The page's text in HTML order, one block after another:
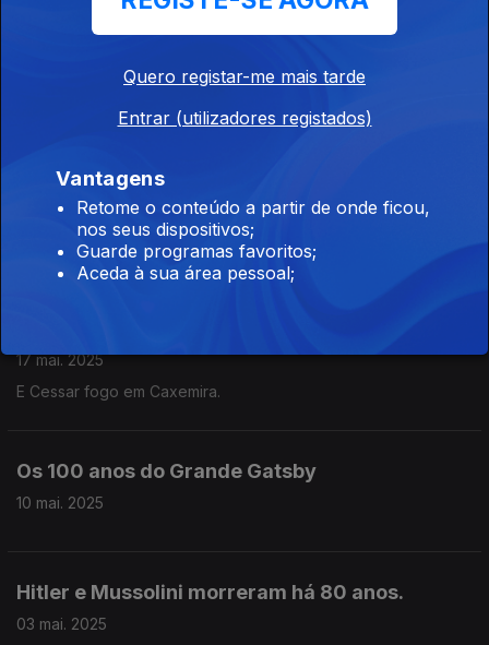
...sobre o alegado genocídio branco na África do Sul.
O papel político dos Papas. Mediador da Paz? Rerum
Novarum.
17 mai. 2025
E Cessar fogo em Caxemira.
Os 100 anos do Grande Gatsby
10 mai. 2025
Hitler e Mussolini morreram há 80 anos.
03 mai. 2025
Quero registar-me mais tarde
Entrar (utilizadores registados)
Vantagens
Retome o conteúdo a partir de onde ficou,
nos seus dispositivos;
Guarde programas favoritos;
Aceda à sua área pessoal;